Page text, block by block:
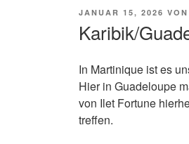
VERÖFFENTLICHT
JANUAR 15, 2026 VON
Karibik/
In Martinique ist es
Hier in Guadeloupe
von Ilet Fortune
treffen.